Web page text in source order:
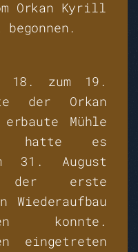
Orkan Kyrill
18. zum 19.
der Orkan
Mühle
hatte es
31. August
der erste
konnte.
eingetreten